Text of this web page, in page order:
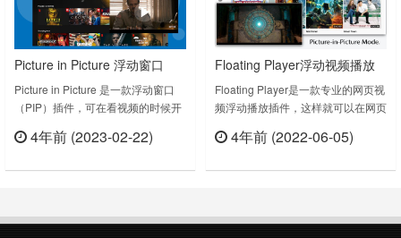
Picture in Picture 浮动窗口
（PIP）看视频 开启画中画模
式
Picture in Picture 是一款浮动窗口
（PIP）插件，可在看视频的时候开
调整大小的。插件特征Picture in
2024年2月1日PiP (Pictu……
4年前 (2023-02-22)
Floating Player浮动视频播放
器 画中画模式
Floating Player是一款专业的网页视
频浮动播放插件，这样就可以在网页
的画中画模式。Floating Player
4年前 (2022-06-05)